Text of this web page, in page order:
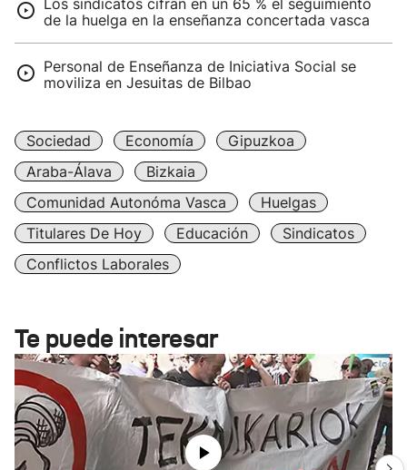
Los sindicatos cifran en un 65 % el seguimiento
de la huelga en la enseñanza concertada vasca
Personal de Enseñanza de Iniciativa Social se
moviliza en Jesuitas de Bilbao
Sociedad Economía
Gipuzkoa
Araba-Álava
Bizkaia
Comunidad Autonóma Vasca
Huelgas
Titulares De Hoy
Educación
Sindicatos
Conflictos Laborales
Te puede interesar